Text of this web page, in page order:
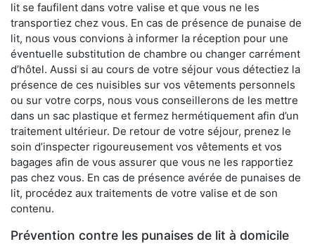
lit se faufilent dans votre valise et que vous ne les
transportiez chez vous. En cas de présence de punaise de
lit, nous vous convions à informer la réception pour une
éventuelle substitution de chambre ou changer carrément
d’hôtel. Aussi si au cours de votre séjour vous détectiez la
présence de ces nuisibles sur vos vêtements personnels
ou sur votre corps, nous vous conseillerons de les mettre
dans un sac plastique et fermez hermétiquement afin d’un
traitement ultérieur. De retour de votre séjour, prenez le
soin d’inspecter rigoureusement vos vêtements et vos
bagages afin de vous assurer que vous ne les rapportiez
pas chez vous. En cas de présence avérée de punaises de
lit, procédez aux traitements de votre valise et de son
contenu.
Prévention contre les punaises de lit à domicile